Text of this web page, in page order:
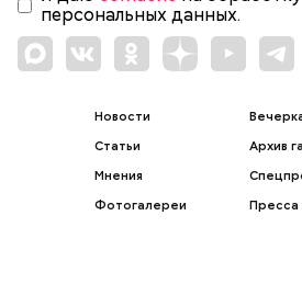
персональных данных.
Новости
Статьи
Мнения
Фотогалереи
Архив
Пресса